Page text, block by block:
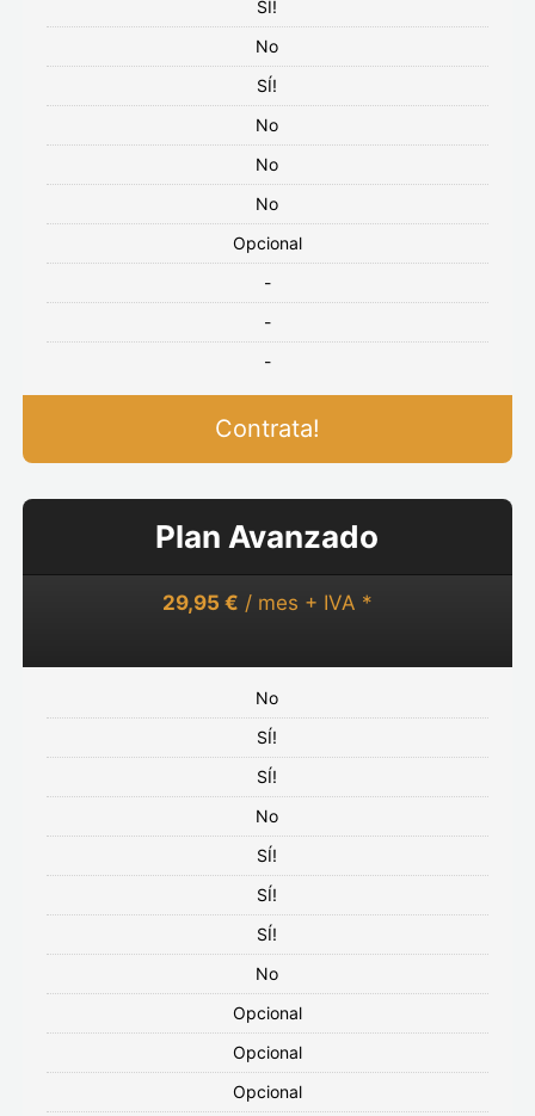
SÍ!
No
SÍ!
No
No
No
Opcional
-
-
-
Contrata!
Plan Avanzado
29,95 € / mes + IVA *
No
SÍ!
SÍ!
No
SÍ!
SÍ!
SÍ!
No
Opcional
Opcional
Opcional